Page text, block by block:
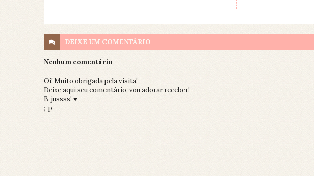
DEIXE UM COMENTÁRIO
Nenhum comentário
Oi! Muito obrigada pela visita!
Deixe aqui seu comentário, vou adorar receber!
B-jussss! ♥
;-p